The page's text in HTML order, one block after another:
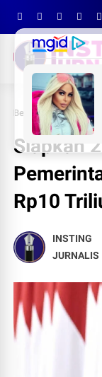
Beranda NASIONAL
Siapkan
Rp10
INSTING
JURNALIS